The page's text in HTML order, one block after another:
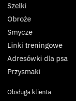
Szelki
Obroże
Smycze
Linki treningowe
Adresówki dla psa
Przysmaki
Obsługa klienta